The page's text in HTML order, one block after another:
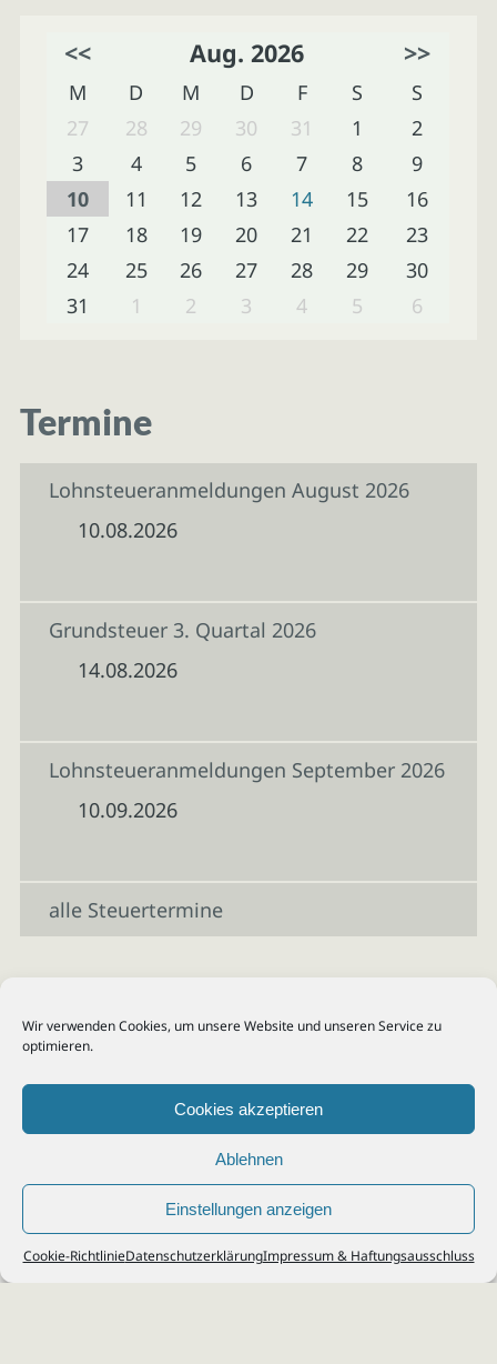
Wir verwenden Cookies, um unsere Website und unseren Service zu
optimieren.
Cookies akzeptieren
Ablehnen
Einstellungen anzeigen
Cookie-RichtlinieDatenschutzerklärungImpressum & Haftungsausschluss
<< Aug. 2026 >>
M D M D F S
S
27
28 29 30 31 1
2
3
4 5 6 7 8
9
10
11 12 13 14 15
16
17
18 19 20 21 22
23
24
25 26 27 28 29
30
31
1 2 3 4 5 6
Termine
Lohnsteueranmeldungen August 2026
10.08.2026
Grundsteuer 3. Quartal 2026
14.08.2026
Lohnsteueranmeldungen September 2026
10.09.2026
alle Steuertermine
© 2026Steuerberater Kempf, Köln - Steuerberatung Poll, Porz, Deutz, Mülheim,